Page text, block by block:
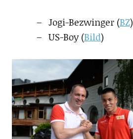
Jogi-Bezwinger (BZ)
US-Boy (Bild)